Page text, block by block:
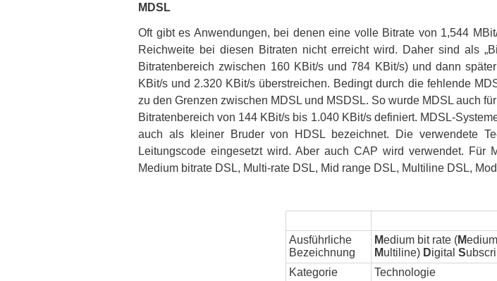
MDSL
Oft gibt es Anwendungen, bei denen eine volle Bitrate von 1,544
Reichweite bei diesen Bitraten nicht erreicht wird. Daher sind als
Bitratenbereich zwischen 160 KBit/s und 784 KBit/s) und dann
KBit/s und 2.320 KBit/s überstreichen. Bedingt durch die fehlende
zu den Grenzen zwischen MDSL und MSDSL. So wurde MDSL auch
Bitratenbereich von 144 KBit/s bis 1.040 KBit/s definiert. MDSL-
auch als kleiner Bruder von HDSL bezeichnet. Die verwendete
Leitungscode eingesetzt wird. Aber auch CAP wird verwendet. Für
Medium bitrate DSL, Multi-rate DSL, Mid range DSL, Multiline DSL,
Ausführliche
Bezeichnung
Medium bit rate (M
Multiline) DigitalS
Kategorie
Technologie